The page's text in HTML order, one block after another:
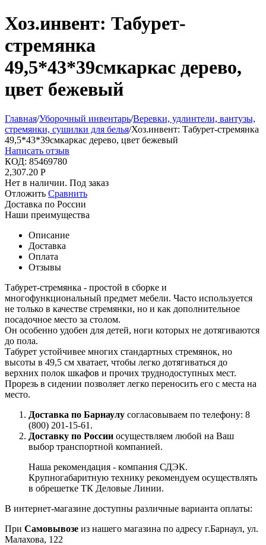
Хоз.инвент: Табурет-
стремянка
49,5*43*39смкаркас дерево,
цвет бежевый
Главная/Уборочный инвентарь/Веревки, удлинтели, вантузы,
стремянки, сушилки для белья/Хоз.инвент: Табурет-стремянка
49,5*43*39смкаркас дерево, цвет бежевый
Написать отзыв
КОД: 85469780
2,307.20 Р
Нет в наличии. Под заказ
Отложить Сравнить
Доставка по России
Наши преимущества
Описание
Доставка
Оплата
Отзывы
Табурет-стремянка - простой в сборке и
многофункциональный предмет мебели. Часто используется
не только в качестве стремянки, но и как дополнительное
посадочное место за столом.
Он особенно удобен для детей, ноги которых не дотягиваются
до пола.
Табурет устойчивее многих стандартных стремянок, но
высоты в 49,5 см хватает, чтобы легко дотягиваться до
верхних полок шкафов и прочих труднодоступных мест.
Прорезь в сидении позволяет легко переносить его с места на
место.
Доставка по Барнаулу согласовываем по телефону: 8
(800) 201-15-61.
Доставку по России осуществляем любой на Ваш
выбор транспортной компанией.
Наша рекомендация - компания СДЭК.
Крупногабаритную технику рекомендуем осуществлять
в обрешетке ТК Деловые Линии.
В интернет-магазине доступны различные варианта оплаты:
При Самовывозе из нашего магазина по адресу г.Барнаул, ул.
Малахова, 122